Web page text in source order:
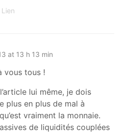
Lien
at 13 h 13 min
vous tous !
lui même, je dois
plus en plus de mal à
vraiment la monnaie.
de liquidités couplées